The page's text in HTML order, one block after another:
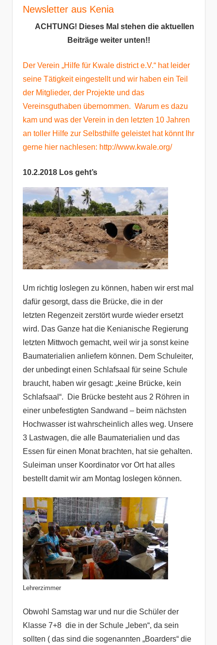
Newsletter aus Kenia
ACHTUNG! Dieses Mal stehen die aktuellen
Beiträge weiter unten!!
Der Verein „Hilfe für Kwale district e.V.“ hat leider
seine Tätigkeit eingestellt und wir haben ein Teil
der Mitglieder, der Projekte und das
Vereinsguthaben übernommen. Warum es dazu
kam und was der Verein in den letzten 10 Jahren
an toller Hilfe zur Selbsthilfe geleistet hat könnt Ihr
gerne hier nachlesen: http://www.kwale.org/
10.2.2018 Los geht’s
Um richtig loslegen zu können, haben wir erst mal
dafür gesorgt, dass die Brücke, die in der
letzten Regenzeit zerstört wurde wieder ersetzt
wird. Das Ganze hat die Kenianische Regierung
letzten Mittwoch gemacht, weil wir ja sonst keine
Baumaterialien anliefern können. Dem Schuleiter,
der unbedingt einen Schlafsaal für seine Schule
braucht, haben wir gesagt: „keine Brücke, kein
Schlafsaal“. Die Brücke besteht aus 2 Röhren in
einer unbefestigten Sandwand – beim nächsten
Hochwasser ist wahrscheinlich alles weg. Unsere
3 Lastwagen, die alle Baumaterialien und das
Essen für einen Monat brachten, hat sie gehalten.
Suleiman unser Koordinator vor Ort hat alles
bestellt damit wir am Montag loslegen können.
Lehrerzimmer
Obwohl Samstag war und nur die Schüler der
Klasse 7+8 die in der Schule „leben“, da sein
sollten ( das sind die sogenannten „Boarders“ die